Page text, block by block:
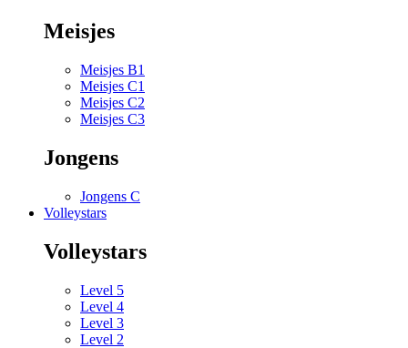
Meisjes
Meisjes B1
Meisjes C1
Meisjes C2
Meisjes C3
Jongens
Jongens C
Volleystars
Volleystars
Level 5
Level 4
Level 3
Level 2